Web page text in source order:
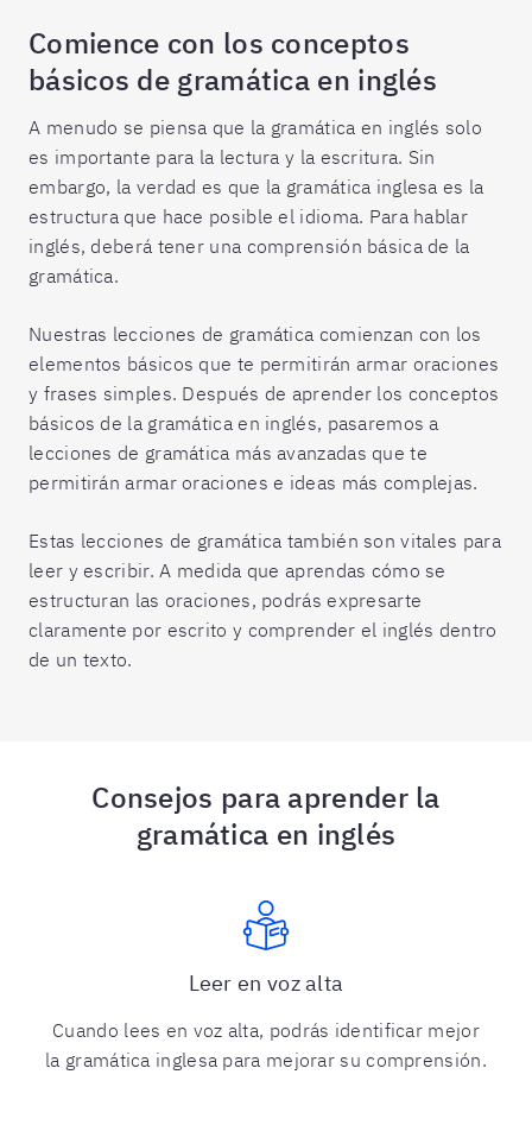
Comience con los conceptos
básicos de gramática en inglés
A menudo se piensa que la gramática en inglés solo
es importante para la lectura y la escritura. Sin
embargo, la verdad es que la gramática inglesa es la
estructura que hace posible el idioma. Para hablar
inglés, deberá tener una comprensión básica de la
gramática.
Nuestras lecciones de gramática comienzan con los
elementos básicos que te permitirán armar oraciones
y frases simples. Después de aprender los conceptos
básicos de la gramática en inglés, pasaremos a
lecciones de gramática más avanzadas que te
permitirán armar oraciones e ideas más complejas.
Estas lecciones de gramática también son vitales para
leer y escribir. A medida que aprendas cómo se
estructuran las oraciones, podrás expresarte
claramente por escrito y comprender el inglés dentro
de un texto.
Consejos para aprender la
gramática en inglés
Leer en voz alta
Cuando lees en voz alta, podrás identificar mejor
la gramática inglesa para mejorar su comprensión.